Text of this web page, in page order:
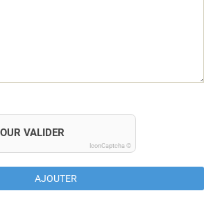
VALIDER
IconCaptcha ©
AJOUTER